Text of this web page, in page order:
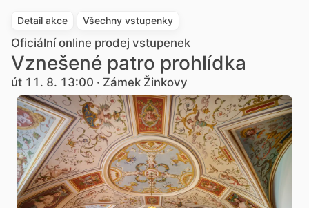
Detail akce Všechny vstupenky
Oficiální online prodej vstupenek
Vznešené patro prohlídka
út 11. 8. 13:00 · Zámek Žinkovy